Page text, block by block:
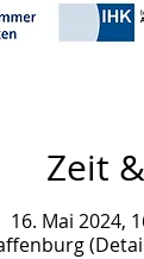
Zeit
16. Mai 2024,